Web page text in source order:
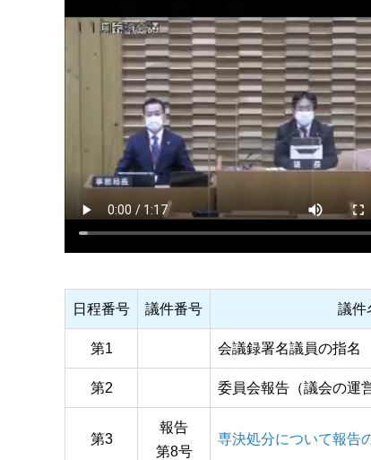
日程番号 議件番号 議件
第1 会議録署名議員の指名
第2 委員会報告（議会の運
第3
報告
第8号
専決処分について報告